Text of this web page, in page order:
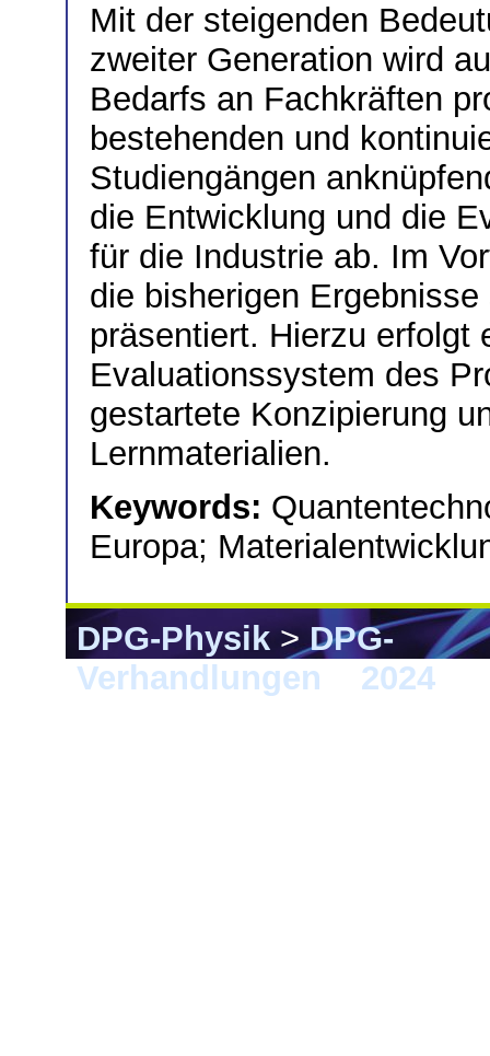
Mit der steigenden
zweiter Generation wird
Bedarfs an Fachkräften
bestehenden und
Studiengängen
die Entwicklung und die
für die Industrie ab. Im
die bisherigen
präsentiert. Hierzu erfolgt
Evaluationssystem des
gestartete Konzipierung
Lernmaterialien.
Keywords:
Europa;
DPG-Physik>DPG-
Verhandlungen
2024